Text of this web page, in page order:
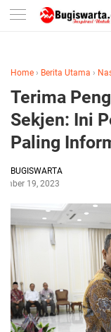
-->
Home › Berita Utama ›
Terima
Sekjen: Ini
Paling
BUGISWARTA
19, 2023